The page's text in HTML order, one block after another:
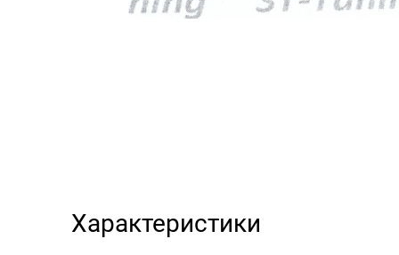
Характеристики